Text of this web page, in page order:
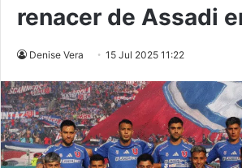
renacer de Assadi
Denise Vera 15 Jul 2025 11:22